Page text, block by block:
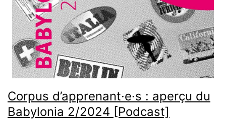
Corpus d’apprenant·e·s : aperçu du
Babylonia 2/2024 [Podcast]